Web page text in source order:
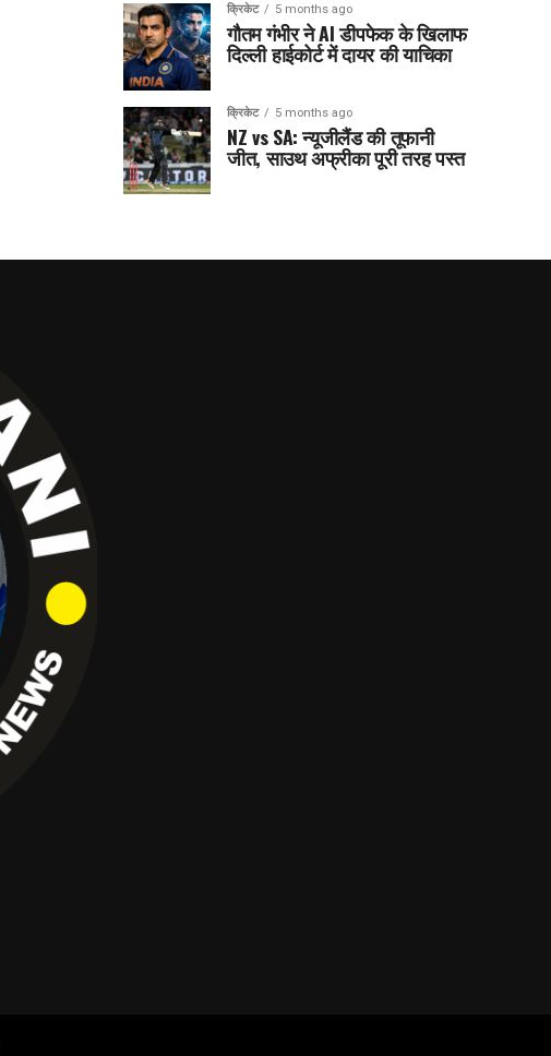
क्रिकेट 5 months ago
गौतम गंभीर ने AI डीपफेक के खिलाफ
दिल्ली हाईकोर्ट में दायर की याचिका
क्रिकेट 5 months ago
NZ vs SA: न्यूजीलैंड की तूफानी
जीत, साउथ अफ्रीका पूरी तरह पस्त